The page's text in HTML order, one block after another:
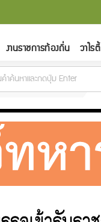
งานราชการท้องถิ่น วาไรตี้
นธ์ - 15 มีนาคม 2565